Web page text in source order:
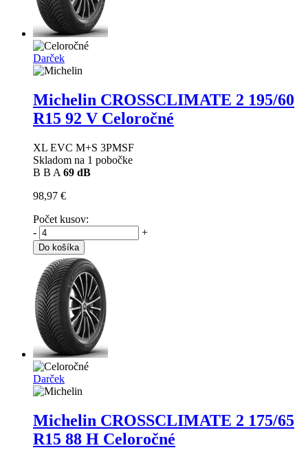
Darček
Michelin CROSSCLIMATE 2 195/60
R15 92 V Celoročné
XL EVC M+S 3PMSF
Skladom na 1 pobočke
B B A 69 dB
98,97 €
Počet kusov:
-
+
Do košíka
Darček
Michelin CROSSCLIMATE 2 175/65
R15 88 H Celoročné